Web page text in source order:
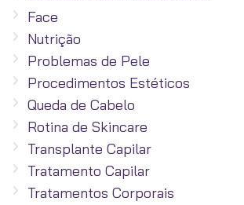
Face
Nutrição
Problemas de Pele
Procedimentos Estéticos
Queda de Cabelo
Rotina de Skincare
Transplante Capilar
Tratamento Capilar
Tratamentos Corporais